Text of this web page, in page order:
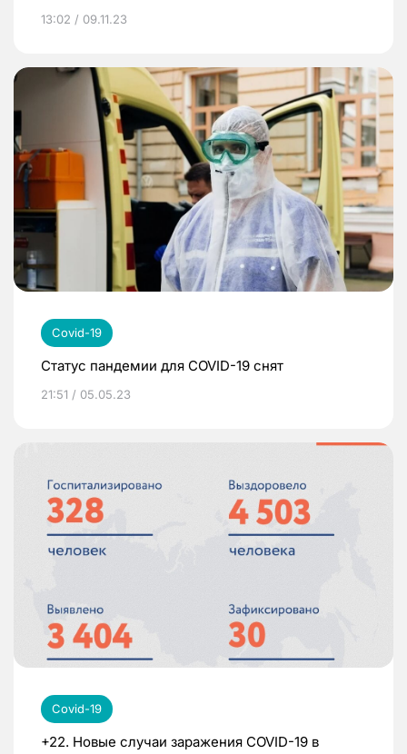
13:02 / 09.11.23
Covid-19
Статус пандемии для COVID-19 снят
21:51 / 05.05.23
Covid-19
+22. Новые случаи заражения COVID-19 в